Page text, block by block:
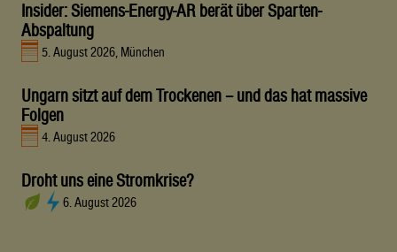
Insider: Siemens-Energy-AR berät über Sparten-
Abspaltung
5. August 2026, München
Ungarn sitzt auf dem Trockenen – und das hat massive
Folgen
4. August 2026
Droht uns eine Stromkrise?
6. August 2026